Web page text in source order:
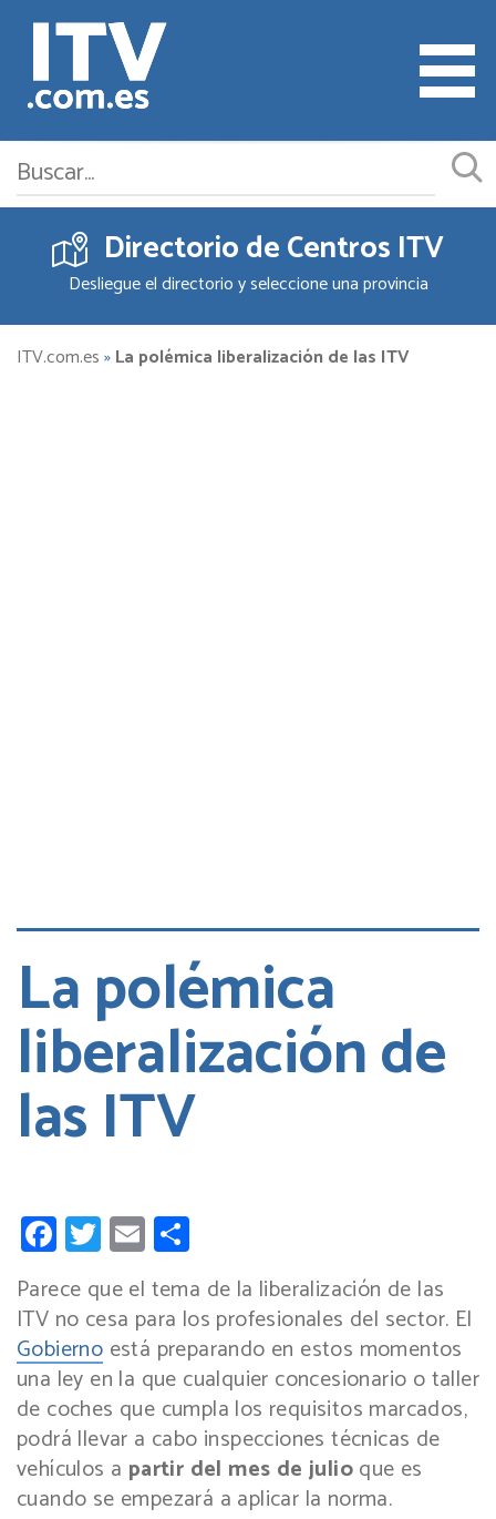
Cita ITV
Cambiar o Anular Cita
Empresas ITV
Directorio de Centros ITV
Desliegue el directorio y seleccione una provincia
ITV.com.es»La polémica liberalización de las ITV
La polémica
liberalización de
las ITV
Facebook
Twitter
Email
Parece que el tema de la liberalización de las
ITV no cesa para los profesionales del sector. El
Gobierno está preparando en estos momentos
una ley en la que cualquier concesionario o taller
de coches que cumpla los requisitos marcados,
podrá llevar a cabo inspecciones técnicas de
vehículos a partir del mes de julioque es
cuando se empezará a aplicar la norma.